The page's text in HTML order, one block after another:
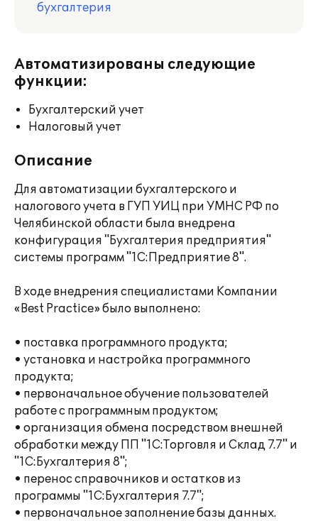
бухгалтерия
Автоматизированы следующие
функции:
Бухгалтерский учет
Налоговый учет
Описание
Для автоматизации бухгалтерского и
налогового учета в ГУП УИЦ при УМНС РФ по
Челябинской области была внедрена
конфигурация "Бухгалтерия предприятия"
системы программ "1С:Предприятие 8".
В ходе внедрения специалистами Компании
«Best Practice» было выполнено:
• поставка программного продукта;
• установка и настройка программного
продукта;
• первоначальное обучение пользователей
работе с программным продуктом;
• организация обмена посредством внешней
обработки между ПП "1С:Торговля и Склад 7.7" и
"1С:Бухгалтерия 8";
• перенос справочников и остатков из
программы "1С:Бухгалтерия 7.7";
• первоначальное заполнение базы данных.